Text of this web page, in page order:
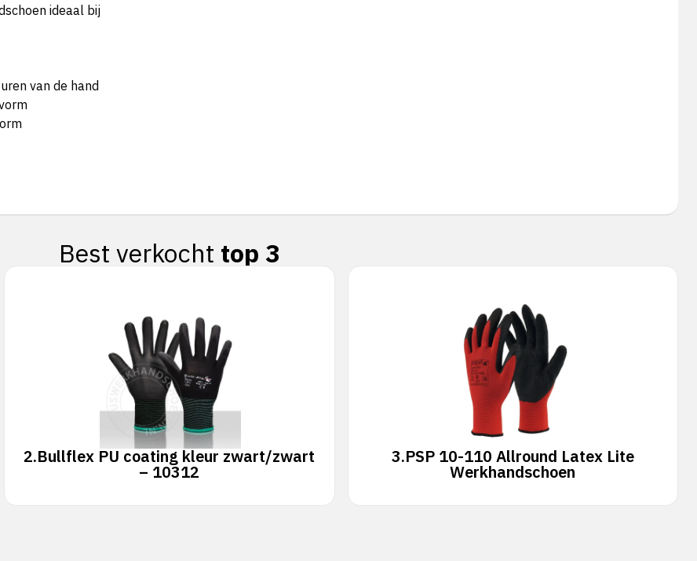
ideaal bij
van de hand
Best verkocht top 3
2.Bullflex PU coating kleur zwart/zwart
– 10312
3.PSP 10-110 Allround Latex Lite
Werkhandschoen